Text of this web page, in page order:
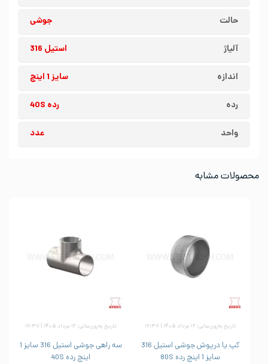
حالت جوشی
آلیاژ استیل 316
اندازه سایز 1 اینچ
رده رده 40S
واحد عدد
محصولات مشابه
تاریخ به‌روزرسانی: ۱۲ مرداد ۱۴۰۵ | ۱۶:۳۸
کپ یا درپوش جوشی استیل 316
سایز 1 اینچ رده 80S
تاریخ به‌روزرسانی: ۱۲ مرداد ۱۴۰۵ | ۱۶:۳۷
سه راهی جوشی استیل 316 سایز 1
اینچ رده 40S